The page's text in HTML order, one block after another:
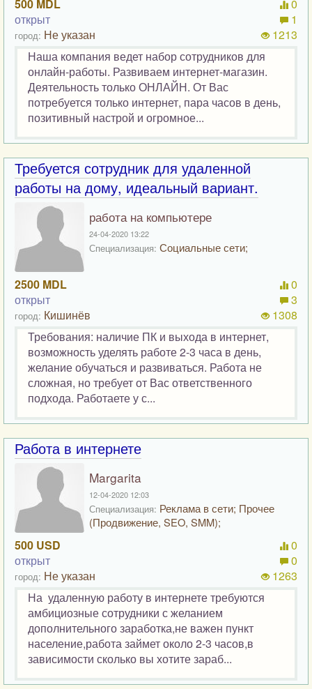
500 MDL
открыт
город: Не указан
0
1
1213
Наша компания ведет набор сотрудников для
онлайн-работы. Развиваем интернет-магазин.
Деятельность только ОНЛАЙН. От Вас
потребуется только интернет, пара часов в день,
позитивный настрой и огромное...
Требуется сотрудник для удаленной
работы на дому, идеальный вариант.
работа на компьютере
24-04-2020 13:22
Специализация: Социальные сети;
2500 MDL
открыт
город: Кишинёв
0
3
1308
Требования: наличие ПК и выхода в интернет,
возможность уделять работе 2-3 часа в день,
желание обучаться и развиваться. Работа не
сложная, но требует от Вас ответственного
подхода. Работаете у с...
Работа в интернете
Margarita
12-04-2020 12:03
Специализация: Реклама в сети; Прочее
(Продвижение, SEO, SMM);
500 USD
открыт
город: Не указан
0
0
1263
На удаленную работу в интернете требуются
амбициозные сотрудники с желанием
дополнительного заработка,не важен пункт
население,работа займет около 2-3 часов,в
зависимости сколько вы хотите зараб...